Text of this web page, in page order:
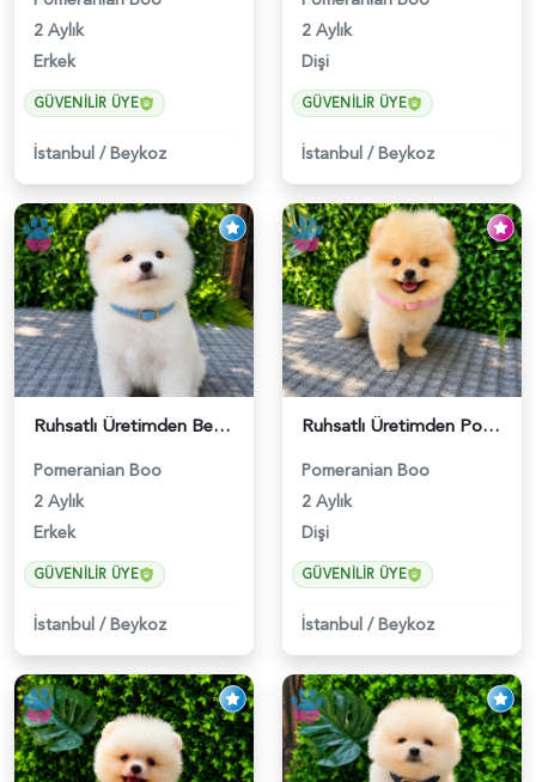
2 Aylık
Erkek
GÜVENILIR ÜYE
İstanbul /Beykoz
2 Aylık
Dişi
GÜVENILIR ÜYE
İstanbul /Beykoz
Ruhsatlı Üretimden Beyaz Pomeranian Boo Yavrumuz | Safkan - 5950
Pomeranian Boo
2 Aylık
Erkek
GÜVENILIR ÜYE
İstanbul /Beykoz
Ruhsatlı Üretimden Pomeranian Boo Yavrumuz | Safkan - 5946
Pomeranian Boo
2 Aylık
Dişi
GÜVENILIR ÜYE
İstanbul /Beykoz